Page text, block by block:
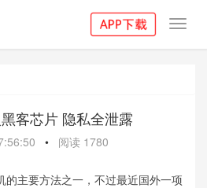
客芯片 隐私全泄露
• 阅读 1780
的主要方法之一，不过最近国外一项